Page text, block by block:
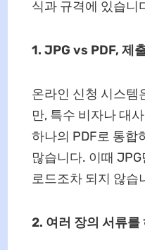
식과 규격에 있습니
1. JPG vs PDF, 제
온라인 신청 시스템
만, 특수 비자나 대
하나의 PDF로 통합
많습니다. 이때
로드조차 되지 않습
2. 여러 장의 서류를